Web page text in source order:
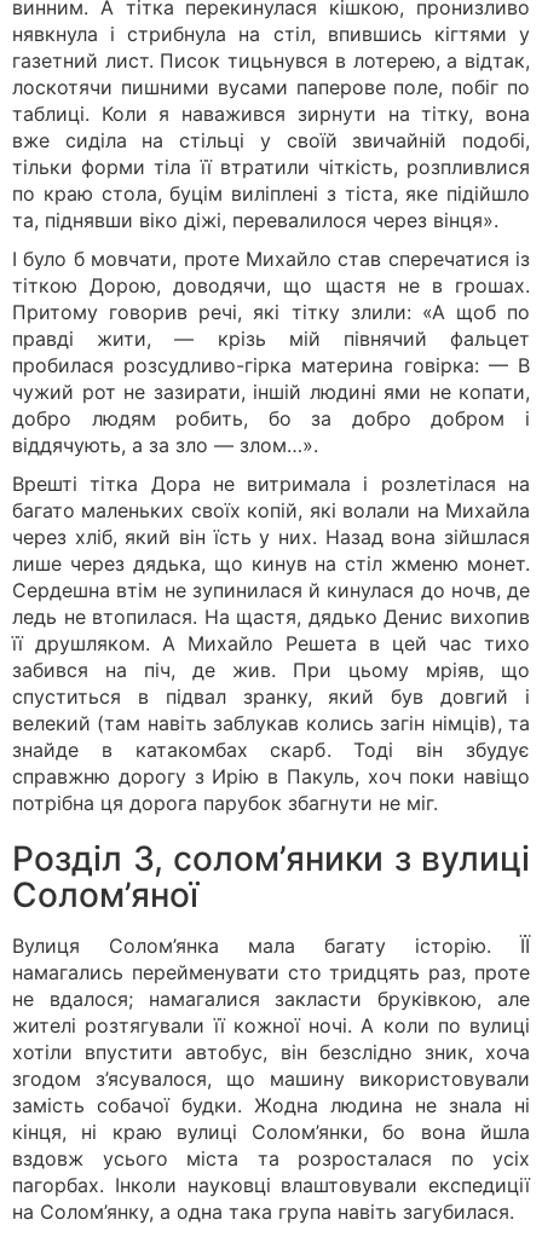
винним. А тітка перекинулася кішкою, пронизливо
нявкнула і стрибнула на стіл, впившись кігтями у
газетний лист. Писок тицьнувся в лотерею, а відтак,
лоскотячи пишними вусами паперове поле, побіг по
таблиці. Коли я наважився зирнути на тітку, вона
вже сиділа на стільці у своїй звичайній подобі,
тільки форми тіла її втратили чіткість, розпливлися
по краю стола, буцім виліплені з тіста, яке підійшло
та, піднявши віко діжі, перевалилося через вінця».
І було б мовчати, проте Михайло став сперечатися із
тіткою Дорою, доводячи, що щастя не в грошах.
Притому говорив речі, які тітку злили: «А щоб по
правді жити, — крізь мій півнячий фальцет
пробилася розсудливо-гірка материна говірка: — В
чужий рот не зазирати, іншій людині ями не копати,
добро людям робить, бо за добро добром і
віддячують, а за зло — злом…».
Врешті тітка Дора не витримала і розлетілася на
багато маленьких своїх копій, які волали на Михайла
через хліб, який він їсть у них. Назад вона зійшлася
лише через дядька, що кинув на стіл жменю монет.
Сердешна втім не зупинилася й кинулася до ночв, де
ледь не втопилася. На щастя, дядько Денис вихопив
її друшляком. А Михайло Решета в цей час тихо
забився на піч, де жив. При цьому мріяв, що
спуститься в підвал зранку, який був довгий і
велекий (там навіть заблукав колись загін німців), та
знайде в катакомбах скарб. Тоді він збудує
справжню дорогу з Ирію в Пакуль, хоч поки навіщо
потрібна ця дорога парубок збагнути не міг.
Розділ 3, солом’яники з вулиці
Солом’яної
Вулиця Солом’янка мала багату історію. ЇЇ
намагались перейменувати сто тридцять раз, проте
не вдалося; намагалися закласти бруківкою, але
жителі розтягували її кожної ночі. А коли по вулиці
хотіли впустити автобус, він безслідно зник, хоча
згодом з’ясувалося, що машину використовували
замість собачої будки. Жодна людина не знала ні
кінця, ні краю вулиці Солом’янки, бо вона йшла
вздовж усього міста та розросталася по усіх
пагорбах. Інколи науковці влаштовували експедиції
на Солом’янку, а одна така група навіть загубилася.